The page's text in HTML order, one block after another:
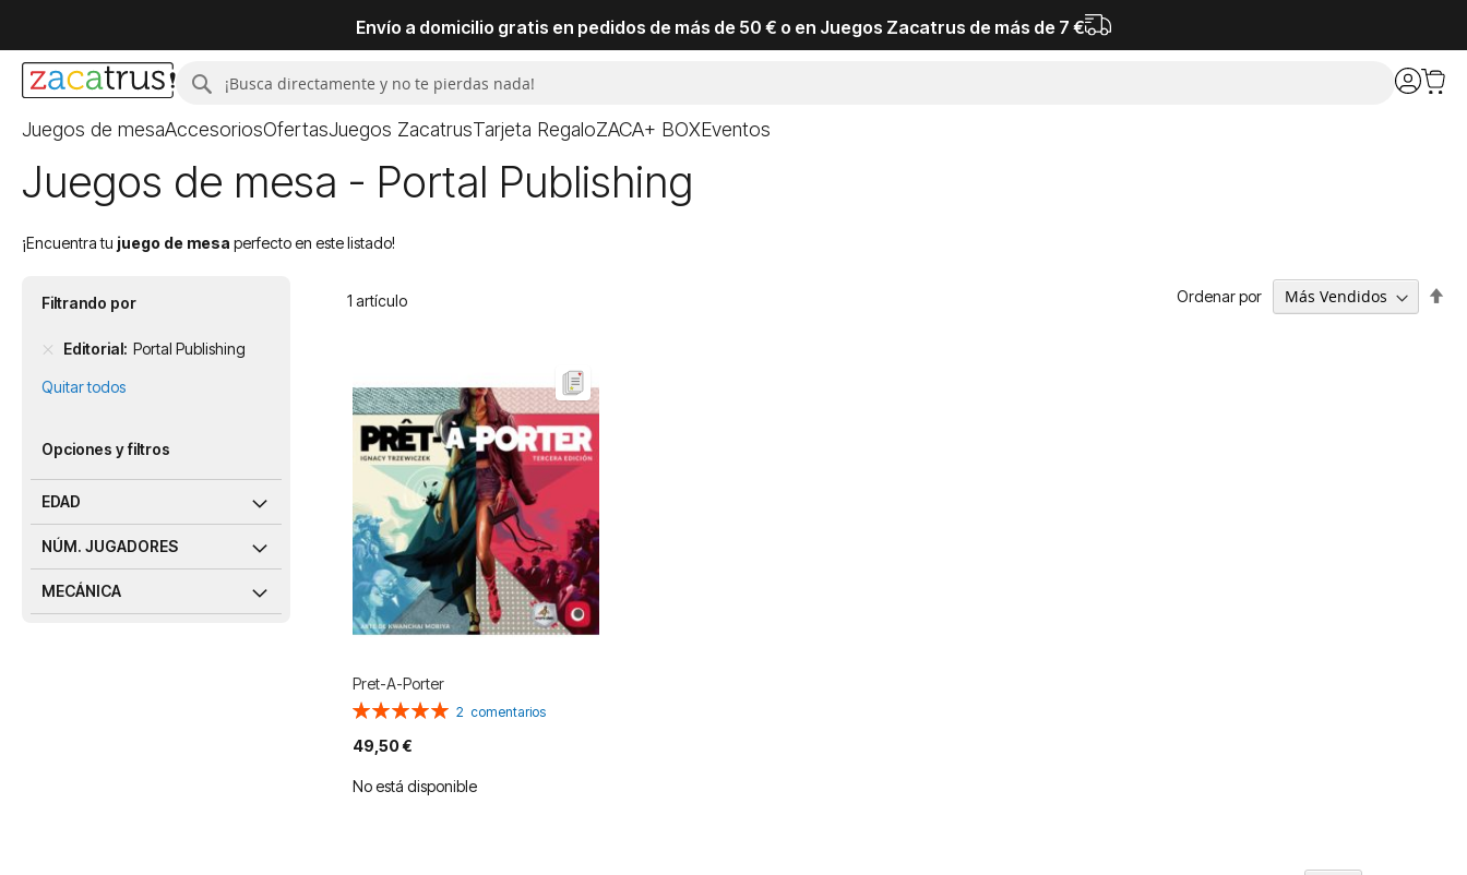
Envío a domicilio gratis en pedidos de más de 50 € o en Juegos Zacatrus de más de 7 €
Buscar
Juegos de mesaAccesoriosOfertasJuegos ZacatrusTarjeta RegaloZACA+ BOXEventos
Juegos de mesa - Portal Publishing
¡Encuentra tu juego de mesa perfecto en este listado!
1 artículo Ordenar por
Pret-A-Porter
Valoración:
2 comentarios
49,50 €
No está disponible
Filtrando por
Editorial Portal Publishing
Quitar todos
Opciones y filtros
EDAD
NÚM. JUGADORES
MECÁNICA